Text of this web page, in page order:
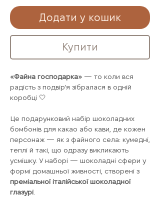
Додати у кошик
Купити
«Файна господарка» — то коли вся
радість з подвір’я зібралася в одній
коробці 🤍
Це подарунковий набір шоколадних
бомбонів для какао або кави, де кожен
персонаж — як з файного села: кумедні,
теплі й такі, що одразу викликають
усмішку. У наборі — шоколадні сфери у
формі домашньої живності, створені з
преміальної італійської шоколадної
глазурі